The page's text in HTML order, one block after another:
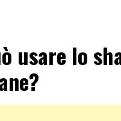
usare lo